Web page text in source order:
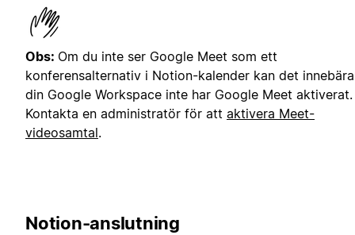
Obs: Om du inte ser Google Meet som ett
konferensalternativ i Notion-kalender kan det
din Google Workspace inte har Google Meet aktiverat.
Kontakta en administratör för att aktivera Meet-
videosamtal.
Notion-anslutning